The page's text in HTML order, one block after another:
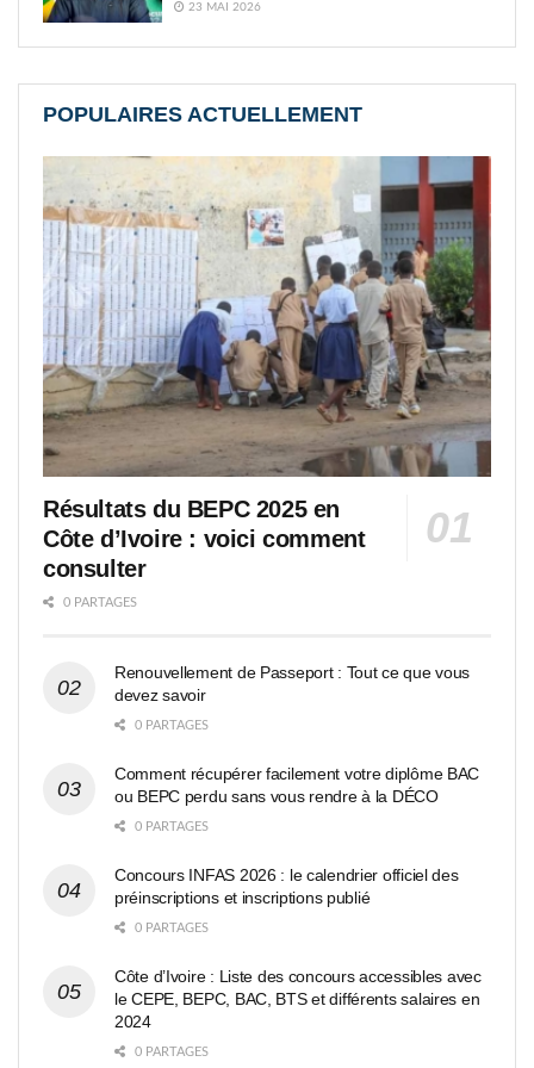
23 MAI 2026
POPULAIRES ACTUELLEMENT
Résultats du BEPC 2025 en
Côte d’Ivoire : voici comment
consulter
0 PARTAGES
Renouvellement de Passeport : Tout ce que vous
devez savoir
0 PARTAGES
Comment récupérer facilement votre diplôme BAC
ou BEPC perdu sans vous rendre à la DÉCO
0 PARTAGES
Concours INFAS 2026 : le calendrier officiel des
préinscriptions et inscriptions publié
0 PARTAGES
Côte d’Ivoire : Liste des concours accessibles avec
le CEPE, BEPC, BAC, BTS et différents salaires en
2024
0 PARTAGES